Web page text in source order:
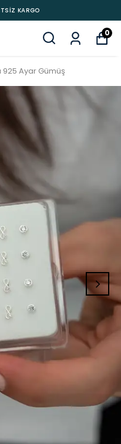
KARGO
0
925 Ayar Gümüş